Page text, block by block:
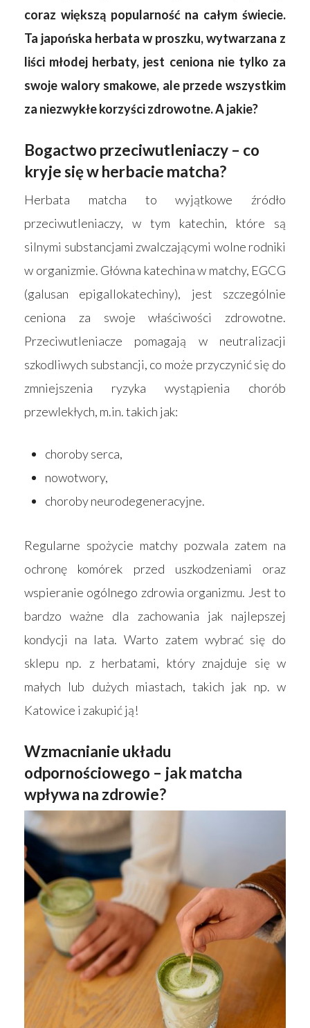
coraz większą popularność na całym świecie.
Ta japońska herbata w proszku, wytwarzana z
liści młodej herbaty, jest ceniona nie tylko za
swoje walory smakowe, ale przede wszystkim
za niezwykłe korzyści zdrowotne. A jakie?
Bogactwo przeciwutleniaczy – co
kryje się w herbacie matcha?
Herbata matcha to wyjątkowe źródło
przeciwutleniaczy, w tym katechin, które są
silnymi substancjami zwalczającymi wolne rodniki
w organizmie. Główna katechina w matchy, EGCG
(galusan epigallokatechiny), jest szczególnie
ceniona za swoje właściwości zdrowotne.
Przeciwutleniacze pomagają w neutralizacji
szkodliwych substancji, co może przyczynić się do
zmniejszenia ryzyka wystąpienia chorób
przewlekłych, m.in. takich jak:
choroby serca,
nowotwory,
choroby neurodegeneracyjne.
Regularne spożycie matchy pozwala zatem na
ochronę komórek przed uszkodzeniami oraz
wspieranie ogólnego zdrowia organizmu. Jest to
bardzo ważne dla zachowania jak najlepszej
kondycji na lata. Warto zatem wybrać się do
sklepu np. z herbatami, który znajduje się w
małych lub dużych miastach, takich jak np. w
Katowice i zakupić ją!
Wzmacnianie układu
odpornościowego – jak matcha
wpływa na zdrowie?